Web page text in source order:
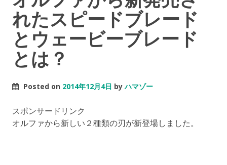
れたスピードブレード
とウェービーブレード
とは？
Posted on 2014年12月4日 byハマゾー
スポンサードリンク
オルファから新しい２種類の刃が新登場しました。